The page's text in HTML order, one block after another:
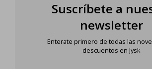
Suscríbete a
newsletter
Enterate primero de todas las
descuentos en Jysk